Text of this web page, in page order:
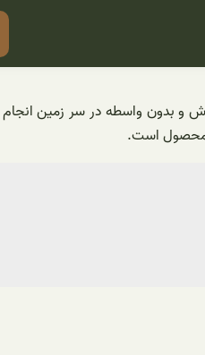
بدون واسطه در سر زمین انجام
محصول است.